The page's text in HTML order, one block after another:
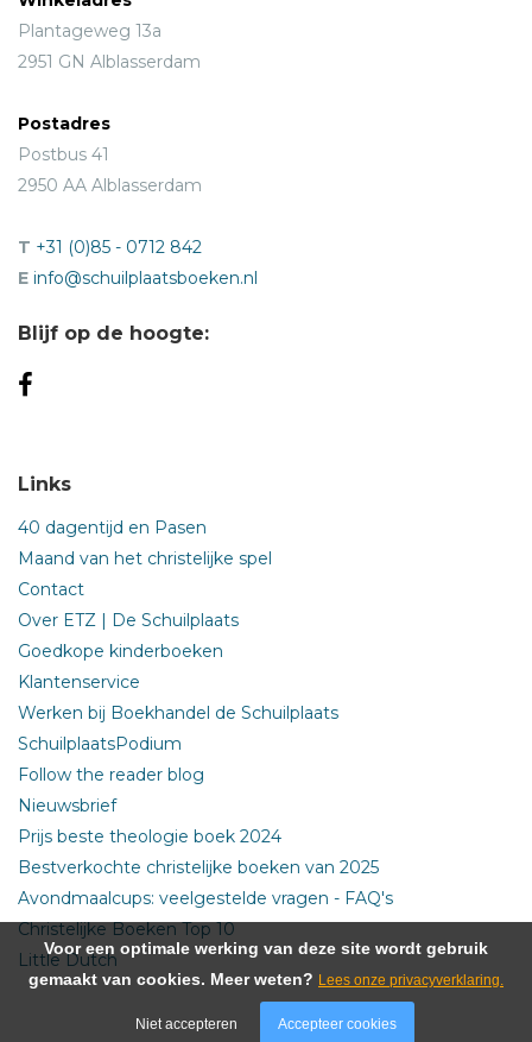
Plantageweg 13a
2951 GN Alblasserdam
Postadres
Postbus 41
2950 AA Alblasserdam
T +31 (0)85 - 0712 842
E info@schuilplaatsboeken.nl
Blijf op de hoogte:
Links
40 dagentijd en Pasen
Maand van het christelijke spel
Contact
Over ETZ | De Schuilplaats
Goedkope kinderboeken
Klantenservice
Werken bij Boekhandel de Schuilplaats
SchuilplaatsPodium
Follow the reader blog
Nieuwsbrief
Prijs beste theologie boek 2024
Bestverkochte christelijke boeken van 2025
Avondmaalcups: veelgestelde vragen - FAQ's
Christelijke Boeken Top 10
Little Dutch
Voor een optimale werking van deze site wordt gebruik
gemaakt van cookies. Meer weten? Lees onze privacyverklaring.
Niet accepteren Accepteer cookies